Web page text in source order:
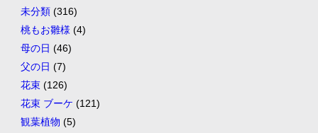
未分類(316)
桃もお雛様 (4)
母の日 (46)
父の日 (7)
花束(126)
花束 ブーケ (121)
観葉植物 (5)